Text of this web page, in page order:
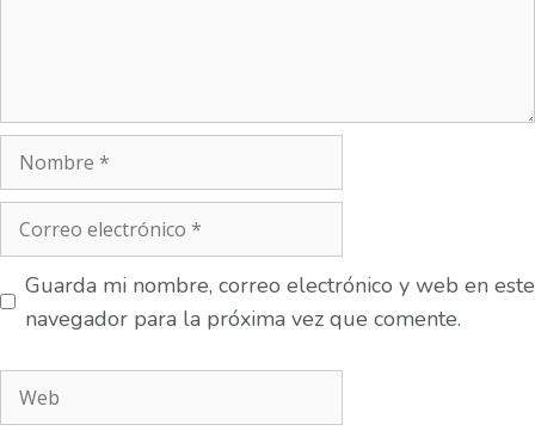
Guarda mi nombre, correo electrónico y web en este
navegador para la próxima vez que comente.